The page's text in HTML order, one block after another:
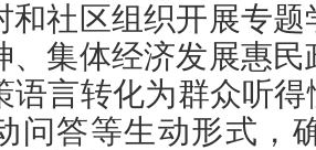
和社区组织开展专
、集体经济发展惠
语言转化为群众听
问答等生动形式，